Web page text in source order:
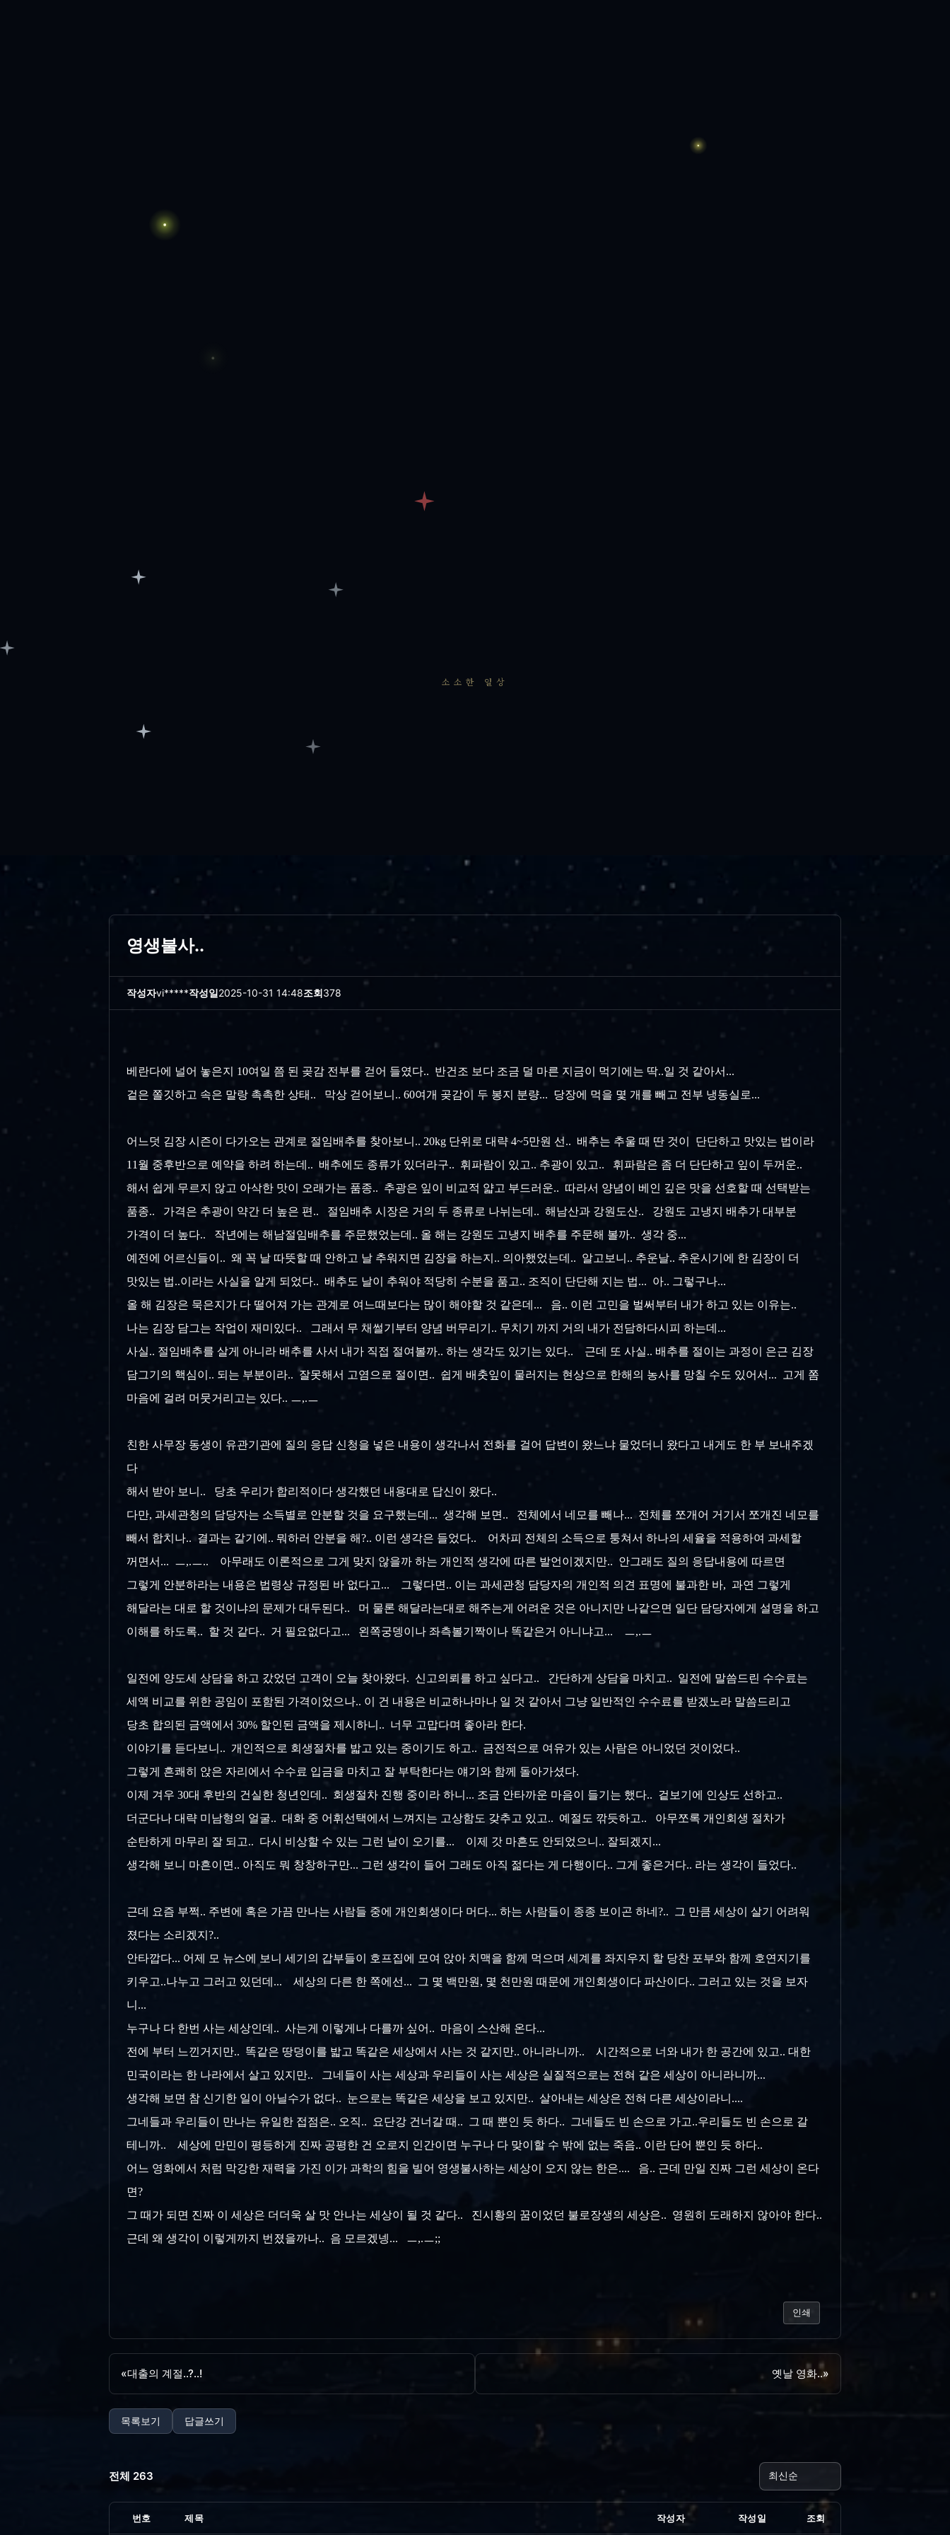
소소한 일상
영생불사..
작성자vi*****작성일2025-10-31 14:48조회378
베란다에 널어 놓은지 10여일 쯤 된 곶감 전부를 걷어 들였다.. 반건조 보다 조금 덜 마른 지금이 먹기에는 딱..일 것 같아서...
겉은 쫄깃하고 속은 말랑 촉촉한 상태.. 막상 걷어보니.. 60여개 곶감이 두 봉지 분량... 당장에 먹을 몇 개를 빼고 전부 냉동실로...
어느덧 김장 시즌이 다가오는 관계로 절임배추를 찾아보니.. 20kg 단위로 대략 4~5만원 선.. 배추는 추울 때 딴 것이 단단하고 맛있는 법이라
11월 중후반으로 예약을 하려 하는데.. 배추에도 종류가 있더라구.. 휘파람이 있고.. 추광이 있고.. 휘파람은 좀 더 단단하고 잎이 두꺼운..
해서 쉽게 무르지 않고 아삭한 맛이 오래가는 품종.. 추광은 잎이 비교적 얇고 부드러운.. 따라서 양념이 베인 깊은 맛을 선호할 때 선택받는
품종.. 가격은 추광이 약간 더 높은 편.. 절임배추 시장은 거의 두 종류로 나뉘는데.. 해남산과 강원도산.. 강원도 고냉지 배추가 대부분
가격이 더 높다.. 작년에는 해남절임배추를 주문했었는데.. 올 해는 강원도 고냉지 배추를 주문해 볼까.. 생각 중...
예전에 어르신들이.. 왜 꼭 날 따뜻할 때 안하고 날 추워지면 김장을 하는지.. 의아했었는데.. 알고보니.. 추운날.. 추운시기에 한 김장이 더
맛있는 법..이라는 사실을 알게 되었다.. 배추도 날이 추워야 적당히 수분을 품고.. 조직이 단단해 지는 법... 아.. 그렇구나...
올 해 김장은 묵은지가 다 떨어져 가는 관계로 여느때보다는 많이 해야할 것 같은데... 음.. 이런 고민을 벌써부터 내가 하고 있는 이유는..
나는 김장 담그는 작업이 재미있다.. 그래서 무 채썰기부터 양념 버무리기.. 무치기 까지 거의 내가 전담하다시피 하는데...
사실.. 절임배추를 살게 아니라 배추를 사서 내가 직접 절여볼까.. 하는 생각도 있기는 있다.. 근데 또 사실.. 배추를 절이는 과정이 은근 김장
담그기의 핵심이.. 되는 부분이라.. 잘못해서 고염으로 절이면.. 쉽게 배춧잎이 물러지는 현상으로 한해의 농사를 망칠 수도 있어서... 고게 쫌
마음에 걸려 머뭇거리고는 있다.. ㅡ,.ㅡ
친한 사무장 동생이 유관기관에 질의 응답 신청을 넣은 내용이 생각나서 전화를 걸어 답변이 왔느냐 물었더니 왔다고 내게도 한 부 보내주겠
다
해서 받아 보니.. 당초 우리가 합리적이다 생각했던 내용대로 답신이 왔다..
다만, 과세관청의 담당자는 소득별로 안분할 것을 요구했는데... 생각해 보면.. 전체에서 네모를 빼나... 전체를 쪼개어 거기서 쪼개진 네모를
빼서 합치나.. 결과는 같기에.. 뭐하러 안분을 해?.. 이런 생각은 들었다.. 어차피 전체의 소득으로 퉁쳐서 하나의 세율을 적용하여 과세할
꺼면서... ㅡ,.ㅡ.. 아무래도 이론적으로 그게 맞지 않을까 하는 개인적 생각에 따른 발언이겠지만.. 안그래도 질의 응답내용에 따르면
그렇게 안분하라는 내용은 법령상 규정된 바 없다고... 그렇다면.. 이는 과세관청 담당자의 개인적 의견 표명에 불과한 바, 과연 그렇게
해달라는 대로 할 것이냐의 문제가 대두된다.. 머 물론 해달라는대로 해주는게 어려운 것은 아니지만 나같으면 일단 담당자에게 설명을 하고
이해를 하도록.. 할 것 같다.. 거 필요없다고... 왼쪽궁뎅이나 좌측볼기짝이나 똑같은거 아니냐고... ㅡ,.ㅡ
일전에 양도세 상담을 하고 갔었던 고객이 오늘 찾아왔다. 신고의뢰를 하고 싶다고.. 간단하게 상담을 마치고.. 일전에 말씀드린 수수료는
세액 비교를 위한 공임이 포함된 가격이었으나.. 이 건 내용은 비교하나마나 일 것 같아서 그냥 일반적인 수수료를 받겠노라 말씀드리고
당초 합의된 금액에서 30% 할인된 금액을 제시하니.. 너무 고맙다며 좋아라 한다.
이야기를 듣다보니.. 개인적으로 회생절차를 밟고 있는 중이기도 하고.. 금전적으로 여유가 있는 사람은 아니었던 것이었다..
그렇게 흔쾌히 앉은 자리에서 수수료 입금을 마치고 잘 부탁한다는 얘기와 함께 돌아가셨다.
이제 겨우 30대 후반의 건실한 청년인데.. 회생절차 진행 중이라 하니... 조금 안타까운 마음이 들기는 했다.. 겉보기에 인상도 선하고..
더군다나 대략 미남형의 얼굴.. 대화 중 어휘선택에서 느껴지는 고상함도 갖추고 있고.. 예절도 깎듯하고.. 아무쪼록 개인회생 절차가
순탄하게 마무리 잘 되고.. 다시 비상할 수 있는 그런 날이 오기를... 이제 갓 마흔도 안되었으니.. 잘되겠지...
생각해 보니 마흔이면.. 아직도 뭐 창창하구만... 그런 생각이 들어 그래도 아직 젊다는 게 다행이다.. 그게 좋은거다.. 라는 생각이 들었다..
근데 요즘 부쩍.. 주변에 혹은 가끔 만나는 사람들 중에 개인회생이다 머다... 하는 사람들이 종종 보이곤 하네?.. 그 만큼 세상이 살기 어려워
졌다는 소리겠지?..
안타깝다... 어제 모 뉴스에 보니 세기의 갑부들이 호프집에 모여 앉아 치맥을 함께 먹으며 세계를 좌지우지 할 당찬 포부와 함께 호연지기를
키우고..나누고 그러고 있던데... 세상의 다른 한 쪽에선... 그 몇 백만원, 몇 천만원 때문에 개인회생이다 파산이다.. 그러고 있는 것을 보자
니...
누구나 다 한번 사는 세상인데.. 사는게 이렇게나 다를까 싶어.. 마음이 스산해 온다...
전에 부터 느낀거지만.. 똑같은 땅덩이를 밟고 똑같은 세상에서 사는 것 같지만.. 아니라니까.. 시간적으로 너와 내가 한 공간에 있고.. 대한
민국이라는 한 나라에서 살고 있지만.. 그네들이 사는 세상과 우리들이 사는 세상은 실질적으로는 전혀 같은 세상이 아니라니까...
생각해 보면 참 신기한 일이 아닐수가 없다.. 눈으로는 똑같은 세상을 보고 있지만.. 살아내는 세상은 전혀 다른 세상이라니....
그네들과 우리들이 만나는 유일한 접점은.. 오직.. 요단강 건너갈 때.. 그 때 뿐인 듯 하다.. 그네들도 빈 손으로 가고..우리들도 빈 손으로 갈
테니까.. 세상에 만민이 평등하게 진짜 공평한 건 오로지 인간이면 누구나 다 맞이할 수 밖에 없는 죽음.. 이란 단어 뿐인 듯 하다..
어느 영화에서 처럼 막강한 재력을 가진 이가 과학의 힘을 빌어 영생불사하는 세상이 오지 않는 한은.... 음.. 근데 만일 진짜 그런 세상이 온다
면?
그 때가 되면 진짜 이 세상은 더더욱 살 맛 안나는 세상이 될 것 같다.. 진시황의 꿈이었던 불로장생의 세상은.. 영원히 도래하지 않아야 한다..
근데 왜 생각이 이렇게까지 번졌을까나.. 음 모르겠넹... ㅡ,.ㅡ;;
인쇄
«대출의 계절..?..! 옛날 영화..»
목록보기 답글쓰기
전체 263
번호 제목 작성자 작성일 조회